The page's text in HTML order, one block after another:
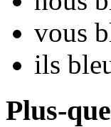
vous
ils
Plus-